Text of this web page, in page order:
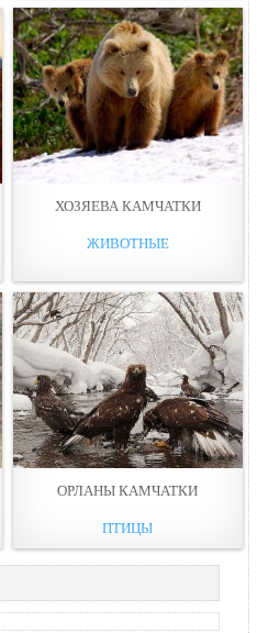
ХОЗЯЕВА КАМЧАТКИ
ЖИВОТНЫЕ
ОРЛАНЫ КАМЧАТКИ
ПТИЦЫ